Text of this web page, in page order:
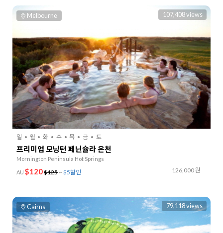
Melbourne 107,408 views
일 월 화 수 목 금 토
프리미엄 모닝턴 페닌슐라 온천
Mornington Peninsula Hot Springs
126,000 원
AU $120$125 ~ $5할인
Cairns 79,118 views